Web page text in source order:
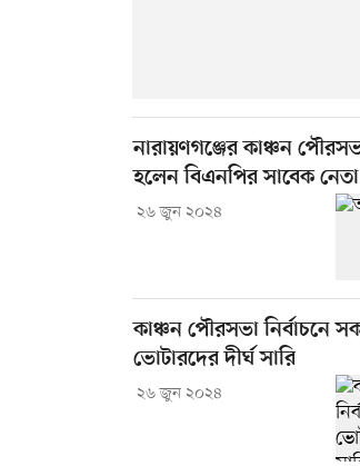
নারায়ণগঞ্জের কাঞ্চন
হলেন বিএনপির সাবেক
২৬ জুন ২০২৪
কাঞ্চন পৌরসভা নির্বাচনে
ভোটারদের দীর্ঘ সারি
২৬ জুন ২০২৪